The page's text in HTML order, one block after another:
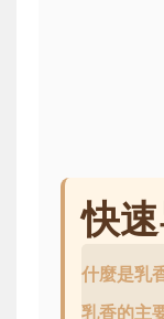
快
什麼是乳
乳香的主